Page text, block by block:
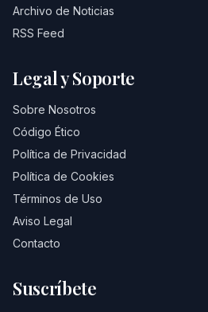
Archivo de Noticias
RSS Feed
Legal y Soporte
Sobre Nosotros
Código Ético
Política de Privacidad
Política de Cookies
Términos de Uso
Aviso Legal
Contacto
Suscríbete